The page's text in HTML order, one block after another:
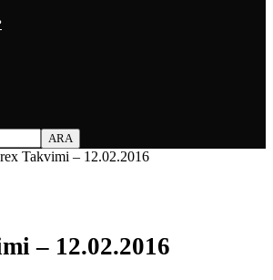
Takvimi – 12.02.2016
– 12.02.2016